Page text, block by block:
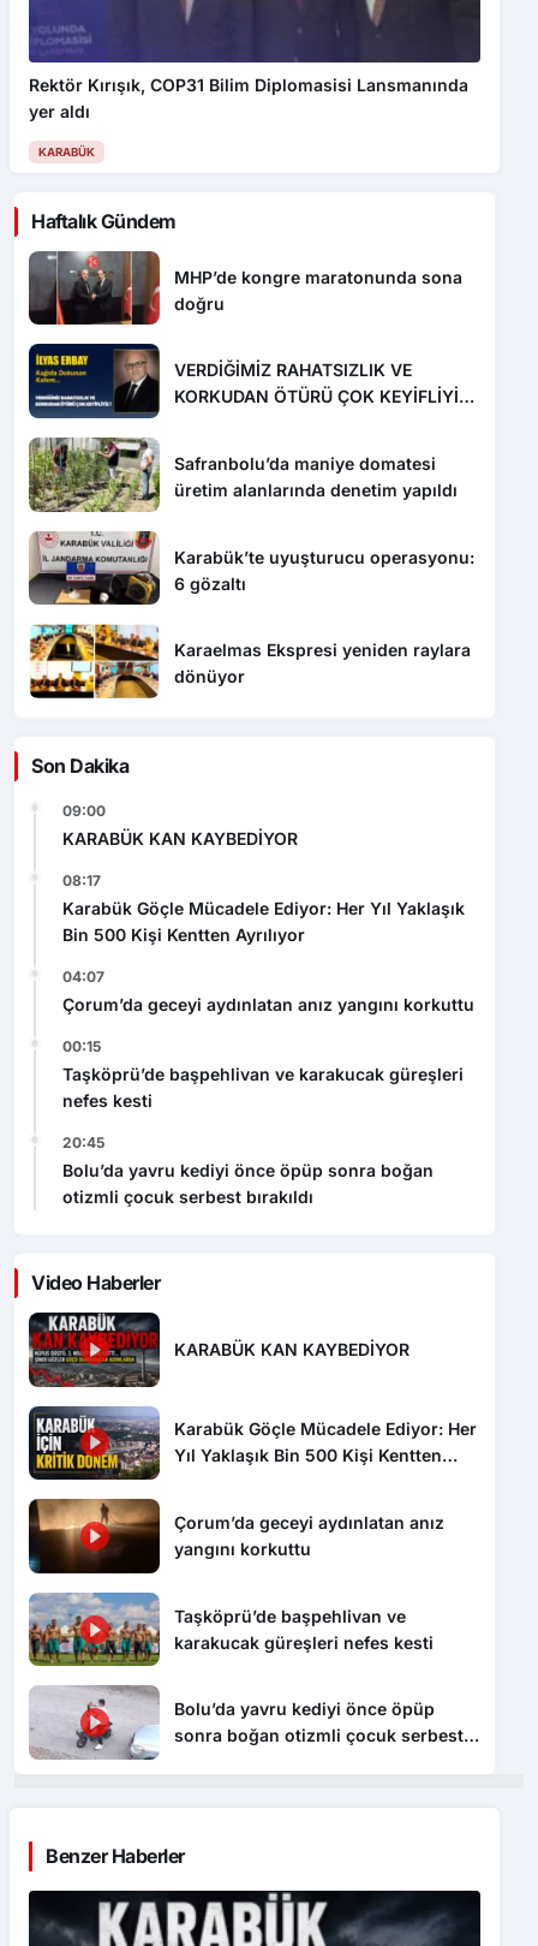
Rektör Kırışık, COP31 Bilim Diplomasisi Lansmanında
yer aldı
KARABÜK
Haftalık Gündem
MHP’de kongre maratonunda sona
doğru
VERDİĞİMİZ RAHATSIZLIK VE
KORKUDAN ÖTÜRÜ ÇOK KEYİFLİYİZ
Safranbolu’da maniye domatesi
üretim alanlarında denetim yapıldı
Karabük’te uyuşturucu operasyonu:
6 gözaltı
Karaelmas Ekspresi yeniden raylara
dönüyor
Son Dakika
09:00
KARABÜK KAN KAYBEDİYOR
08:17
Karabük Göçle Mücadele Ediyor: Her Yıl Yaklaşık
Bin 500 Kişi Kentten Ayrılıyor
04:07
Çorum’da geceyi aydınlatan anız yangını korkuttu
00:15
Taşköprü’de başpehlivan ve karakucak güreşleri
nefes kesti
20:45
Bolu’da yavru kediyi önce öpüp sonra boğan
otizmli çocuk serbest bırakıldı
Video Haberler
KARABÜK KAN KAYBEDİYOR
Karabük Göçle Mücadele Ediyor: Her
Yıl Yaklaşık Bin 500 Kişi Kentten
Çorum’da geceyi aydınlatan anız
yangını korkuttu
Taşköprü’de başpehlivan ve
karakucak güreşleri nefes kesti
Bolu’da yavru kediyi önce öpüp
sonra boğan otizmli çocuk serbest
Benzer Haberler